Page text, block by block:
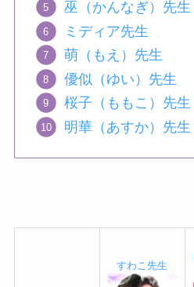
巫（かんなぎ）先生
ミディア先生
萌（もえ）先生
優似（ゆい）先生
桜子（ももこ）先生
明華（あすか）先生
すわこ先生